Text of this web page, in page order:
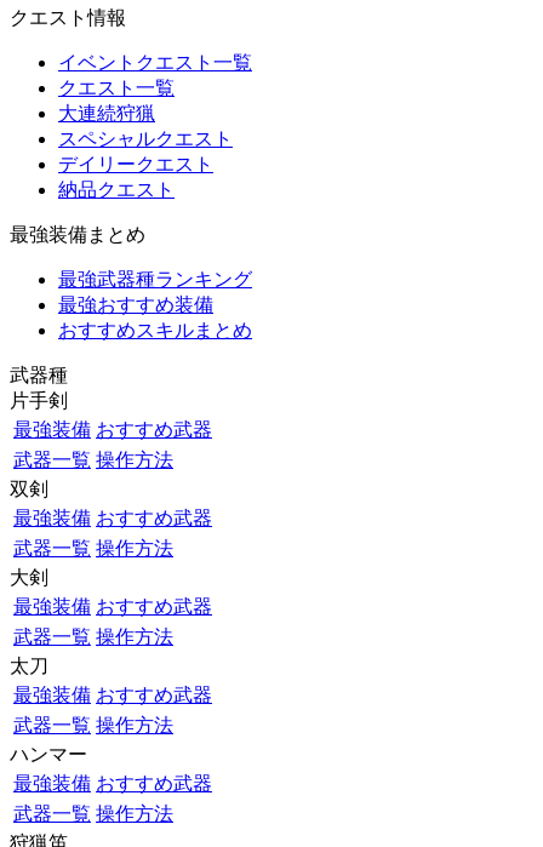
クエスト情報
イベントクエスト一覧
クエスト一覧
大連続狩猟
スペシャルクエスト
デイリークエスト
納品クエスト
最強装備まとめ
最強武器種ランキング
最強おすすめ装備
おすすめスキルまとめ
武器種
片手剣
最強装備 おすすめ武器
武器一覧 操作方法
双剣
最強装備 おすすめ武器
武器一覧 操作方法
大剣
最強装備 おすすめ武器
武器一覧 操作方法
太刀
最強装備 おすすめ武器
武器一覧 操作方法
ハンマー
最強装備 おすすめ武器
武器一覧 操作方法
狩猟笛